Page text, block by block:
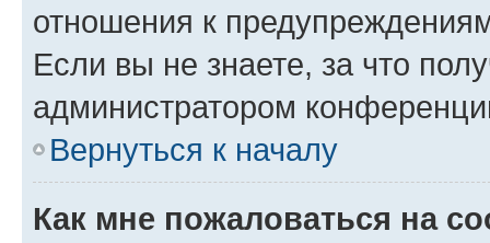
отношения к
Если вы не знаете, за что
администратором
Вернуться к началу
Как мне пожаловаться на